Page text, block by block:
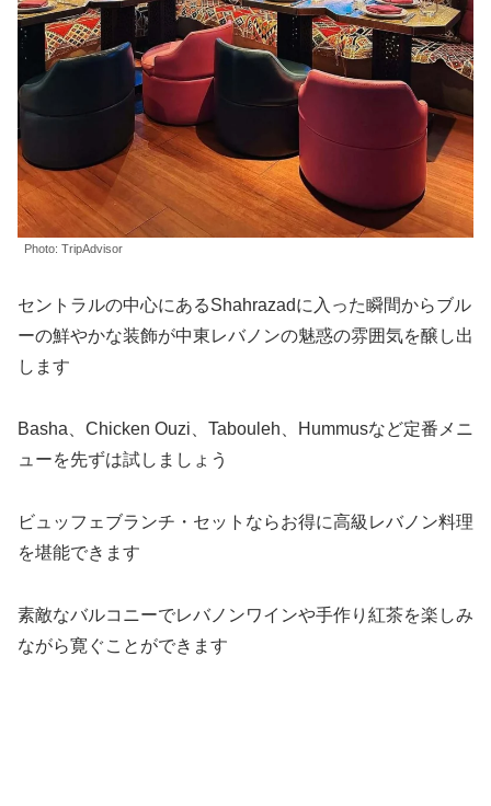
Photo: TripAdvisor
セントラルの中心にあるShahrazadに入った瞬間からブル
ーの鮮やかな装飾が中東レバノンの魅惑の雰囲気を醸し出
します
Basha、Chicken Ouzi、Tabouleh、Hummusなど定番メニ
ューを先ずは試しましょう
ビュッフェブランチ・セットならお得に高級レバノン料理
を堪能できます
素敵なバルコニーでレバノンワインや手作り紅茶を楽しみ
ながら寛ぐことができます